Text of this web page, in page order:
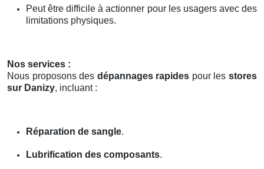
Peut être difficile à actionner pour les usagers avec des
limitations physiques.
Nos services :
Nous proposons des dépannages rapides pour lesstores
sur Danizy, incluant :
Réparation de sangle.
Lubrification des composants.